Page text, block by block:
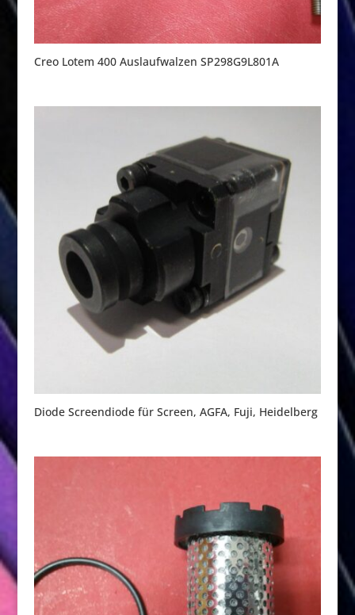
Creo Lotem 400 Auslaufwalzen SP298G9L801A
Diode Screendiode für Screen, AGFA, Fuji, Heidelberg